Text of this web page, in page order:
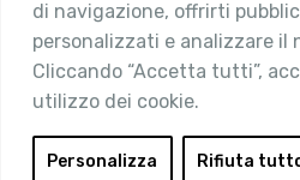
di navigazione, offrirti
personalizzati e analizzare il
Cliccando “Accetta tutti”,
utilizzo dei cookie.
Personalizza Rifiuta
Attività
Contatti
Area Riservata
Login